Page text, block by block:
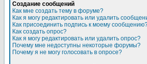
Создание сообщений
Как мне создать тему в форуме?
Как я могу редактировать или удалить
Как присоединить подпись к моему
Как создать опрос?
Как я могу редактировать или удалить опрос?
Почему мне недоступны некоторые форумы?
Почему я не могу голосовать в опросе?